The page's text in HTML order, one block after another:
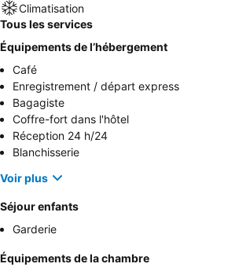
Climatisation
Tous les services
Équipements de l’hébergement
Café
Enregistrement / départ express
Bagagiste
Coffre-fort dans l'hôtel
Réception 24 h/24
Blanchisserie
Voir plus
Séjour enfants
Garderie
Équipements de la chambre